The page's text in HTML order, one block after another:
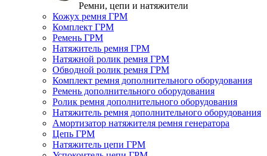
Ремни, цепи и натяжители
Кожух ремня ГРМ
Комплект ГРМ
Ремень ГРМ
Натяжитель ремня ГРМ
Натяжной ролик ремня ГРМ
Обводной ролик ремня ГРМ
Комплект ремня дополнительного оборудования
Ремень дополнительного оборудования
Ролик ремня дополнительного оборудования
Натяжитель ремня дополнительного оборудования
Амортизатор натяжителя ремня генератора
Цепь ГРМ
Натяжитель цепи ГРМ